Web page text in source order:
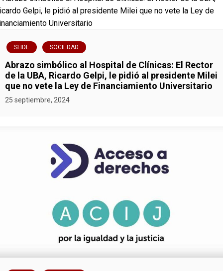
v
e
g
a
c
SLIDE SOCIEDAD
Abrazo simbólico al Hospital de Clínicas: El Rector
de la UBA, Ricardo Gelpi, le pidió al presidente Milei
que no vete la Ley de Financiamiento Universitario
25 septiembre, 2024